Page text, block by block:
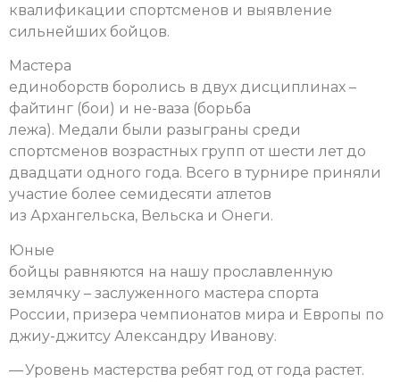
квалификации спортсменов и выявление
сильнейших бойцов.
Мастера
единоборств боролись в двух дисциплинах –
файтинг (бои) и не-ваза (борьба
лежа). Медали были разыграны среди
спортсменов возрастных групп от шести лет до
двадцати одного года. Всего в турнире приняли
участие более семидесяти атлетов
из Архангельска, Вельска и Онеги.
Юные
бойцы равняются на нашу прославленную
землячку – заслуженного мастера спорта
России, призера чемпионатов мира и Европы по
джиу-джитсу Александру Иванову.
— Уровень мастерства ребят год от года растет.